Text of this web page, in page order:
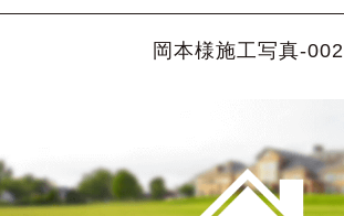
岡本様施工写真-002